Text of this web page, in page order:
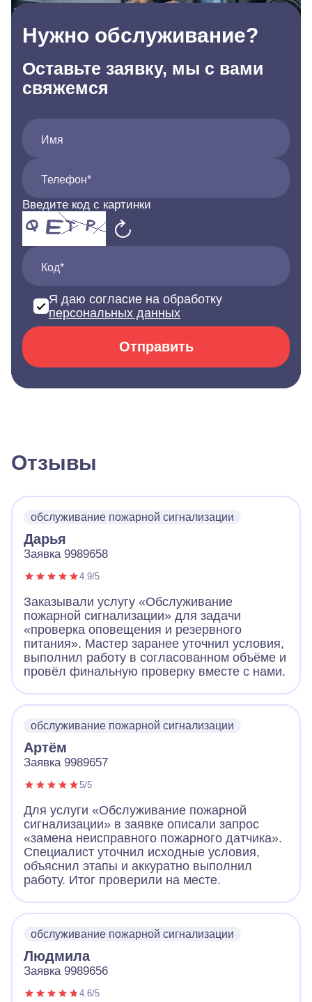
Нужно обслуживание?
Оставьте заявку, мы с вами
свяжемся
Имя
Телефон*
Введите код с картинки
Код*
Я даю согласие на обработку
персональных данных
Отправить
Отзывы
обслуживание пожарной сигнализации
Дарья
Заявка 9989658
4.9/5
Заказывали услугу «Обслуживание
пожарной сигнализации» для задачи
«проверка оповещения и резервного
питания». Мастер заранее уточнил условия,
выполнил работу в согласованном объёме и
провёл финальную проверку вместе с нами.
обслуживание пожарной сигнализации
Артём
Заявка 9989657
5/5
Для услуги «Обслуживание пожарной
сигнализации» в заявке описали запрос
«замена неисправного пожарного датчика».
Специалист уточнил исходные условия,
объяснил этапы и аккуратно выполнил
работу. Итог проверили на месте.
обслуживание пожарной сигнализации
Людмила
Заявка 9989656
4.6/5